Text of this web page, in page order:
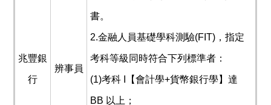
兆豐銀
行
辨事員
書。
2.金融人員基礎學科測驗(FIT)，指定
考科等級同時符合下列標準者：
(1)考科 I【會計學+貨幣銀行學】達
BB 以上；